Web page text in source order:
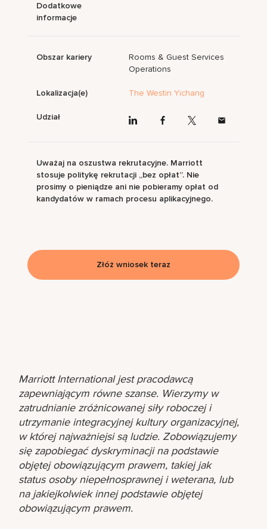
Marriott International jest pracodawcą
zapewniającym równe szanse. Wierzymy w
zatrudnianie zróżnicowanej siły roboczej i
utrzymanie integracyjnej kultury organizacyjnej,
w której najważniejsi są ludzie. Zobowiązujemy
się zapobiegać dyskryminacji na podstawie
objętej obowiązującym prawem, takiej jak
status osoby niepełnosprawnej i weterana, lub
na jakiejkolwiek innej podstawie objętej
obowiązującym prawem.
Dodatkowe
informacje
Obszar kariery
Rooms & Guest Services
Operations
Lokalizacja(e) The Westin Yichang
Udział
Uważaj na oszustwa rekrutacyjne. Marriott
stosuje politykę rekrutacji „bez opłat”. Nie
prosimy o pieniądze ani nie pobieramy opłat od
kandydatów w ramach procesu aplikacyjnego.
Złóż wniosek teraz